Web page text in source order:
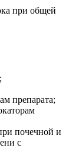
при общей
препарата;
почечной и
с